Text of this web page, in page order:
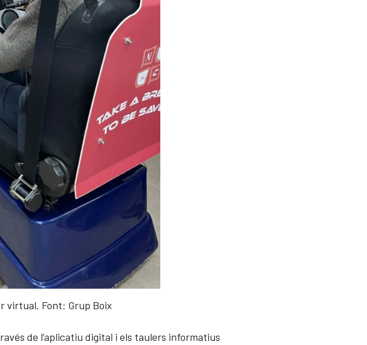
virtual. Font: Grup Boix
de l’aplicatiu digital i els taulers informatius